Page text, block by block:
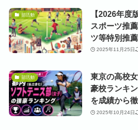
部活動
【2026年度
スポーツ推
ツ等特別推
2025年11月25日
部活動
東京の高校
豪校ランキ
を成績から
2025年10月24日